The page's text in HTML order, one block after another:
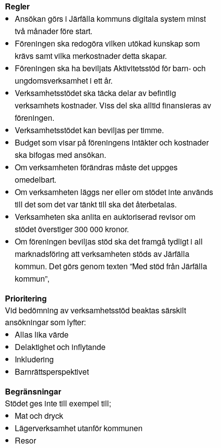
Regler
Ansökan görs i Järfälla kommuns digitala system minst
två månader före start.
Föreningen ska redogöra vilken utökad kunskap som
krävs samt vilka merkostnader detta skapar.
Föreningen ska ha beviljats Aktivitetsstöd för barn- och
ungdomsverksamhet i ett år.
Verksamhetsstödet ska täcka delar av befintlig
verksamhets kostnader. Viss del ska alltid finansieras av
föreningen.
Verksamhetsstödet kan beviljas per timme.
Budget som visar på föreningens intäkter och kostnader
ska bifogas med ansökan.
Om verksamheten förändras måste det uppges
omedelbart.
Om verksamheten läggs ner eller om stödet inte används
till det som det var tänkt till ska det återbetalas.
Verksamheten ska anlita en auktoriserad revisor om
stödet överstiger 300 000 kronor.
Om föreningen beviljas stöd ska det framgå tydligt i all
marknadsföring att verksamheten stöds av Järfälla
kommun. Det görs genom texten ”Med stöd från Järfälla
kommun”,
Prioritering
Vid bedömning av verksamhetsstöd beaktas särskilt
ansökningar som lyfter:
Allas lika värde
Delaktighet och inflytande
Inkludering
Barnrättsperspektivet
Begränsningar
Stödet ges inte till exempel till;
Mat och dryck
Lägerverksamhet utanför kommunen
Resor